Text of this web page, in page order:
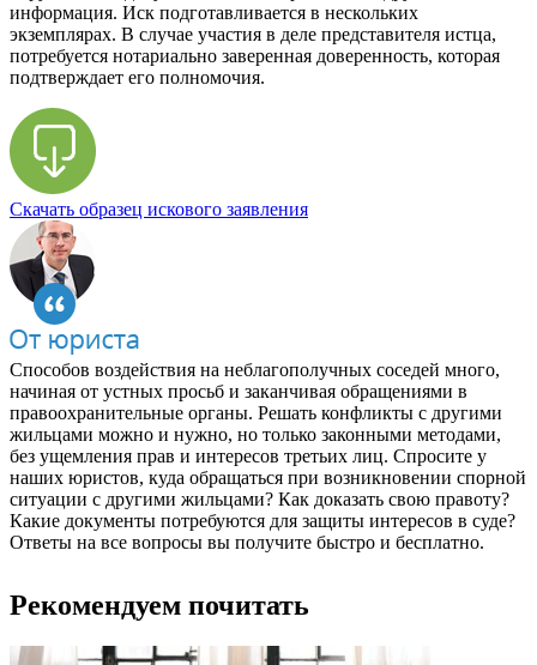
информация. Иск подготавливается в нескольких
экземплярах. В случае участия в деле представителя истца,
потребуется нотариально заверенная доверенность, которая
подтверждает его полномочия.
Скачать образец искового заявления
Способов воздействия на неблагополучных соседей много,
начиная от устных просьб и заканчивая обращениями в
правоохранительные органы. Решать конфликты с другими
жильцами можно и нужно, но только законными методами,
без ущемления прав и интересов третьих лиц. Спросите у
наших юристов, куда обращаться при возникновении спорной
ситуации с другими жильцами? Как доказать свою правоту?
Какие документы потребуются для защиты интересов в суде?
Ответы на все вопросы вы получите быстро и бесплатно.
Рекомендуем почитать